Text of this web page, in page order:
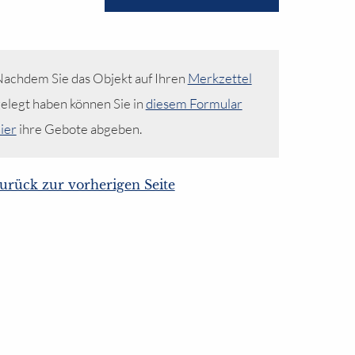
Sie das Objekt auf Ihren Merkzettel
haben können Sie indiesem Formular
ihre Gebote abgeben.
zur vorherigen Seite